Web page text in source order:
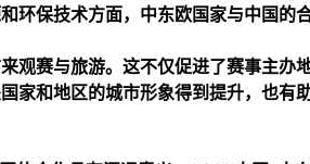
环保技术方面，中东欧国家与中国的
观赛与旅游。这不仅促进了赛事主办
家和地区的城市形象得到提升，也有